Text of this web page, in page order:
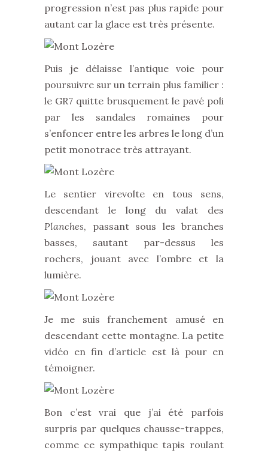
progression n’est pas plus rapide pour
autant car la glace est très présente.
Puis je délaisse l’antique voie pour
poursuivre sur un terrain plus familier :
le GR7 quitte brusquement le pavé poli
par les sandales romaines pour
s’enfoncer entre les arbres le long d’un
petit monotrace très attrayant.
Le sentier virevolte en tous sens,
descendant le long du valat des
Planches, passant sous les branches
basses, sautant par-dessus les
rochers, jouant avec l’ombre et la
lumière.
Je me suis franchement amusé en
descendant cette montagne. La petite
vidéo en fin d’article est là pour en
témoigner.
Bon c’est vrai que j’ai été parfois
surpris par quelques chausse-trappes,
comme ce sympathique tapis roulant